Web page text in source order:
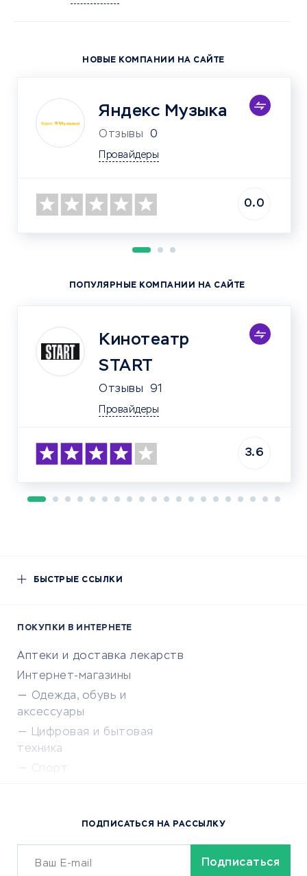
НОВЫЕ КОМПАНИИ НА САЙТЕ
Яндекс Музыка
Отзывы 0
Провайдеры
0.0
ПОПУЛЯРНЫЕ КОМПАНИИ НА САЙТЕ
Кинотеатр
START
Отзывы 91
Провайдеры
3.6
БЫСТРЫЕ ССЫЛКИ
ПОКУПКИ В ИНТЕРНЕТЕ
Аптеки и доставка лекарств
Интернет-магазины
Одежда, обувь и
аксессуары
Цифровая и бытовая
техника
Спорт
Сервисы доставки
ОБУЧЕНИЕ И РАБОТА
ПОДПИСАТЬСЯ НА РАССЫЛКУ